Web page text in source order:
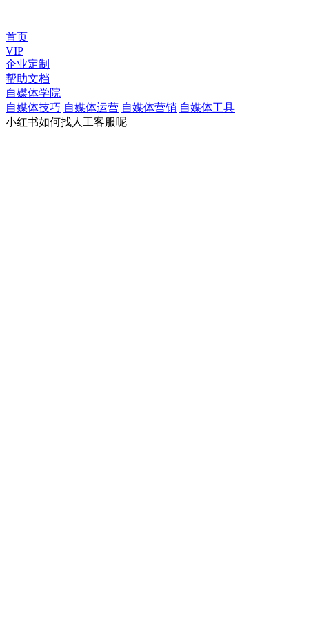
首页
VIP
企业定制
帮助文档
自媒体学院
自媒体技巧 自媒体运营 自媒体营销 自媒体工具
小红书如何找人工客服呢